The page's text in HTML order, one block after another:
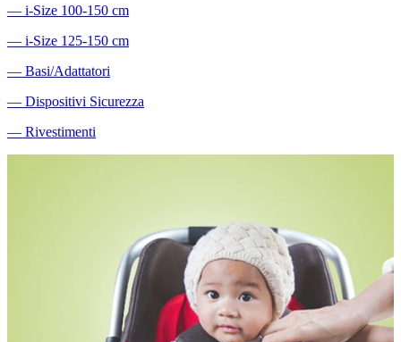
― i-Size 100-150 cm
― i-Size 125-150 cm
― Basi/Adattatori
― Dispositivi Sicurezza
― Rivestimenti